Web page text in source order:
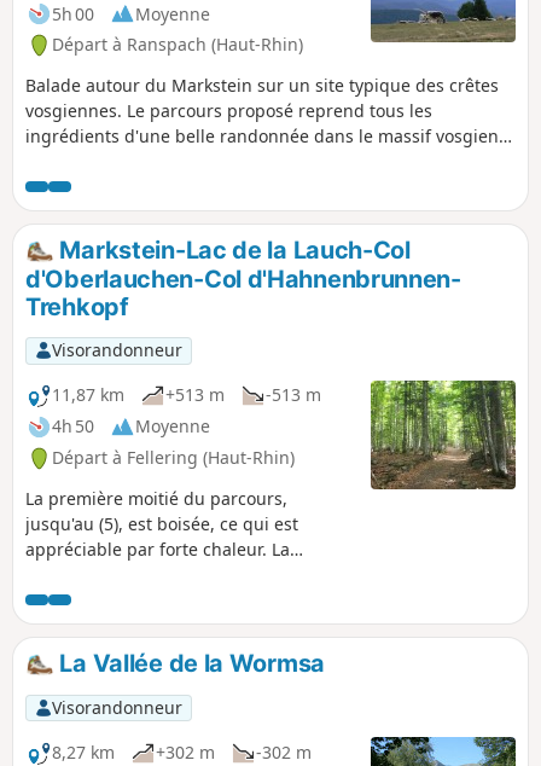
5h 00
Moyenne
Départ à Ranspach (Haut-Rhin)
Balade autour du Markstein sur un site typique des crêtes
vosgiennes. Le parcours proposé reprend tous les
ingrédients d'une belle randonnée dans le massif vosgien,
sentiers très bien balisés par le club vosgien et tracés entre
autres sur les chaumes, passage par de nombreuses
fermes auberge.
Markstein-Lac de la Lauch-Col
d'Oberlauchen-Col d'Hahnenbrunnen-
Trehkopf
Visorandonneur
11,87 km
+513 m
-513 m
4h 50
Moyenne
Départ à Fellering (Haut-Rhin)
La première moitié du parcours,
jusqu'au (5), est boisée, ce qui est
appréciable par forte chaleur. La
le GR®5 à découvert. Pas de grande
difficulté, sauf peut-être la montée un
peu raide au Col d'Oberlauchen. De
belles vues s'offrent à vous durant cette
randonnée en particulier au Col
d'Oberlauchen puis tout au long du
GR®5 et au sommet du Trehkopft.
La Vallée de la Wormsa
Visorandonneur
8,27 km
+302 m
-302 m